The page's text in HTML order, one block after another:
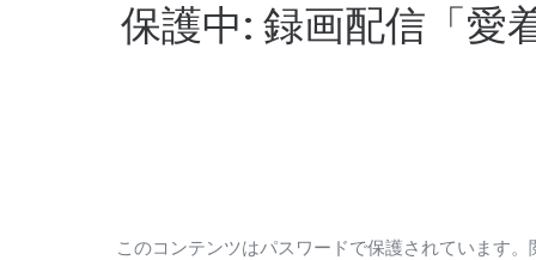
保護中: 録画配信「愛
このコンテンツはパスワードで保護されています